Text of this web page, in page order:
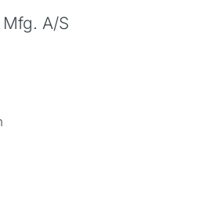
A/S